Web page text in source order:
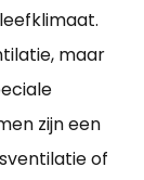
maar
zijn een
of